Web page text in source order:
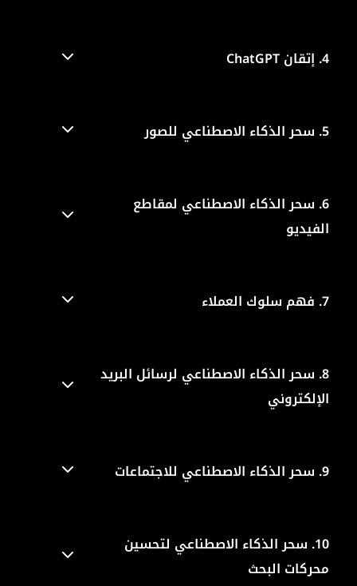
4. إتقان ChatGPT
5. سحر الذكاء الاصطناعي للصور
6. سحر الذكاء الاصطناعي لمقاطع
الفيديو
7. فهم سلوك العملاء
8. سحر الذكاء الاصطناعي لرسائل البريد
الإلكتروني
9. سحر الذكاء الاصطناعي للاجتماعات
10. سحر الذكاء الاصطناعي لتحسين
محركات البحث